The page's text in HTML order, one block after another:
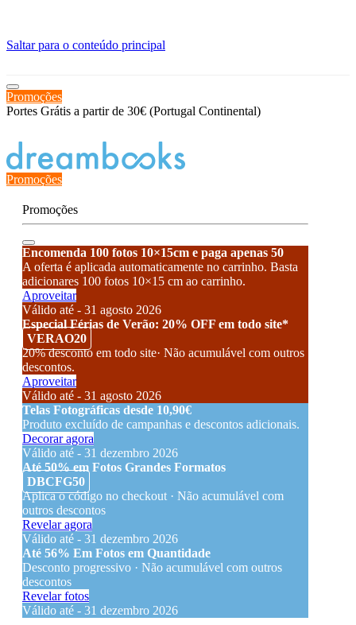
Saltar para o conteúdo principal
Promoções
Portes Grátis a partir de 30€ (Portugal Continental)
Promoções
Promoções
Encomenda 100 fotos 10×15cm e paga apenas 50
A oferta é aplicada automaticamente no carrinho. Basta
adicionares 100 fotos 10×15 cm ao carrinho.
Aproveitar
Válido até - 31 agosto 2026
Especial Férias de Verão: 20% OFF em todo site*
VERAO20
20% desconto em todo site· Não acumulável com outros
descontos.
Aproveitar
Válido até - 31 agosto 2026
Telas Fotográficas desde 10,90€
Produto excluído de campanhas e descontos adicionais.
Decorar agora
Válido até - 31 dezembro 2026
Até 50% em Fotos Grandes Formatos
DBCFG50
Aplica o código no checkout · Não acumulável com
outros descontos
Revelar agora
Válido até - 31 dezembro 2026
Até 56% Em Fotos em Quantidade
Desconto progressivo · Não acumulável com outros
descontos
Revelar fotos
Válido até - 31 dezembro 2026
≡